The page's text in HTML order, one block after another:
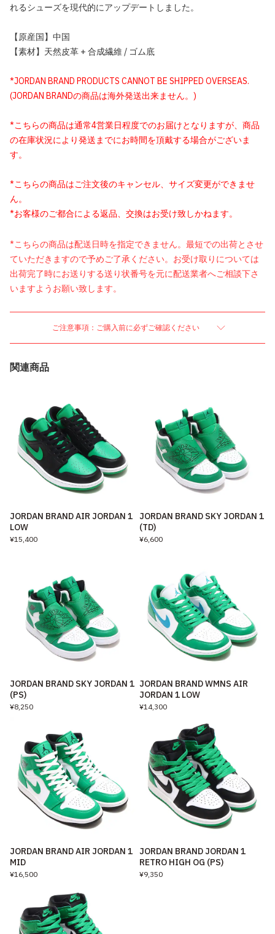
れるシューズを現代的にアップデートしました。
【原産国】中国
【素材】天然皮革 + 合成繊維 / ゴム底
*JORDAN BRAND PRODUCTS CANNOT BE SHIPPED OVERSEAS.
(JORDAN BRANDの商品は海外発送出来ません。)
*こちらの商品は通常4営業日程度でのお届けとなりますが、商品
の在庫状況により発送までにお時間を頂戴する場合がございま
す。
*こちらの商品はご注文後のキャンセル、サイズ変更ができませ
ん。
*お客様のご都合による返品、交換はお受け致しかねます。
*こちらの商品は配送日時を指定できません。最短での出荷とさせ
ていただきますので予めご了承ください。お受け取りについては
出荷完了時にお送りする送り状番号を元に配送業者へご相談下さ
いますようお願い致します。
ご注意事項：ご購入前に必ずご確認ください
関連商品
JORDAN BRAND AIR JORDAN 1
LOW
¥15,400
JORDAN BRAND SKY JORDAN 1
(TD)
¥6,600
JORDAN BRAND SKY JORDAN 1
(PS)
¥8,250
JORDAN BRAND WMNS AIR
JORDAN 1 LOW
¥14,300
JORDAN BRAND AIR JORDAN 1
MID
¥16,500
JORDAN BRAND JORDAN 1
RETRO HIGH OG (PS)
¥9,350